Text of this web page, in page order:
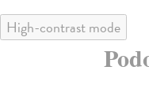
High-contrast mode